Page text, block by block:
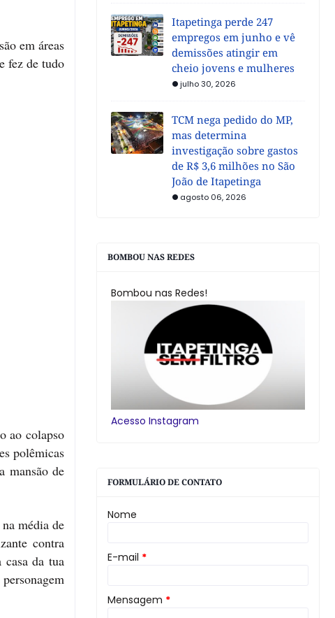
em áreas
fez de tudo
ao colapso
polêmicas
mansão de
média de
contra
da tua
Itapetinga perde 247
empregos em junho e vê
demissões atingir em
cheio jovens e mulheres
julho 30, 2026
TCM nega pedido do MP,
mas determina
investigação sobre gastos
de R$ 3,6 milhões no São
João de Itapetinga
agosto 06, 2026
BOMBOU NAS REDES
Bombou nas Redes!
Acesso Instagram
FORMULÁRIO DE CONTATO
Nome
E-mail *
Mensagem *